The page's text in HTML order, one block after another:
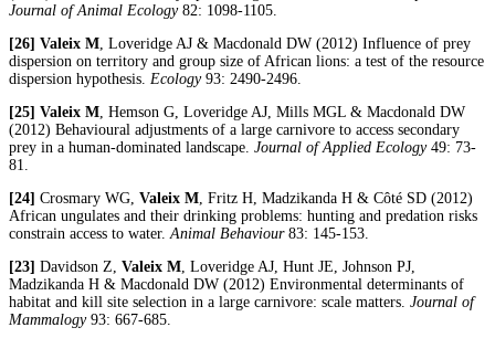
Journal of Animal Ecology82: 1098-1105.
[26] Valeix M , Loveridge AJ & Macdonald DW (2012) Influence of prey
dispersion on territory and group size of African lions: a test of the resource
dispersion hypothesis. Ecology93: 2490-2496.
[25] Valeix M , Hemson G, Loveridge AJ, Mills MGL & Macdonald DW
(2012) Behavioural adjustments of a large carnivore to access secondary
prey in a human-dominated landscape. Journal of Applied Ecology 49: 73-
81.
[24] Crosmary WG, Valeix M , Fritz H, Madzikanda H & Côté SD (2012)
African ungulates and their drinking problems: hunting and predation risks
constrain access to water. Animal Behaviour83: 145-153.
[23] Davidson Z, Valeix M , Loveridge AJ, Hunt JE, Johnson PJ,
Madzikanda H & Macdonald DW (2012) Environmental determinants of
habitat and kill site selection in a large carnivore: scale matters. Journal of
Mammalogy93: 667-685.